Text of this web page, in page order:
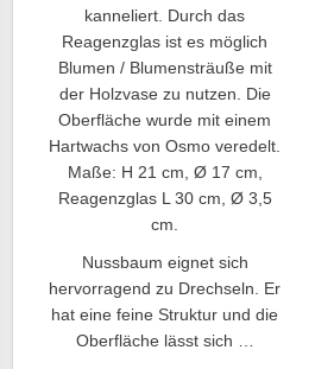
kanneliert. Durch das
Reagenzglas ist es möglich
Blumen / Blumensträuße mit
der Holzvase zu nutzen. Die
Oberfläche wurde mit einem
Hartwachs von Osmo veredelt.
Maße: H 21 cm, Ø 17 cm,
Reagenzglas L 30 cm, Ø 3,5
cm.
Nussbaum eignet sich
hervorragend zu Drechseln. Er
hat eine feine Struktur und die
Oberfläche lässt sich …